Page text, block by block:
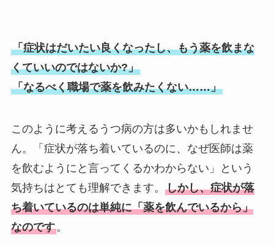
「症状はだいたい良くなったし、もう薬を飲まな
くていいのではないか?」
「なるべく職場で薬を飲みたくない……」
このように考えるうつ病の方は多いかもしれませ
ん。「症状が落ち着いているのに、なぜ医師は薬
を飲むようにと言ってくるかわからない」という
気持ちはとても理解できます。 しかし、症状が落
ち着いているのは単純に「薬を飲んでいるから」
なのです。